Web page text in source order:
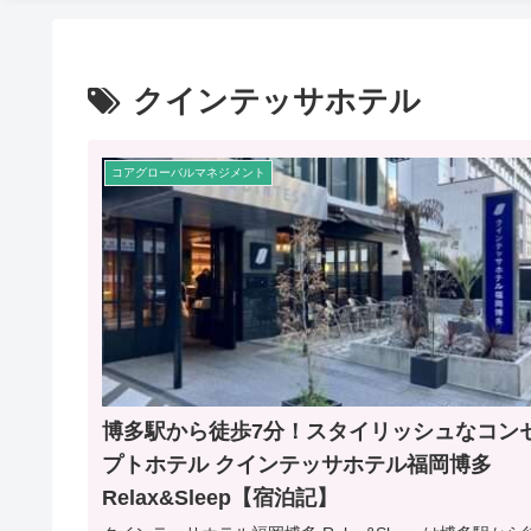
クインテッサホテル
コアグローバルマネジメント
博多駅から徒歩7分！スタイリッシュなコン
プトホテル クインテッサホテル福岡博多
Relax&Sleep【宿泊記】